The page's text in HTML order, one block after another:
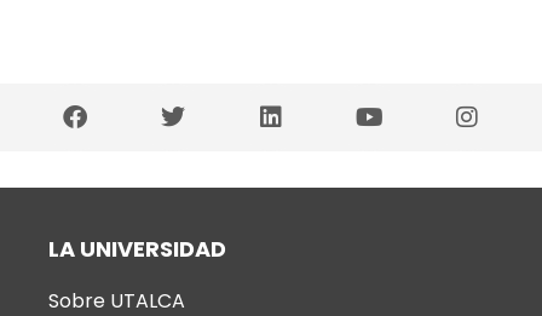
LA UNIVERSIDAD
Sobre UTALCA